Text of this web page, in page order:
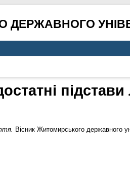
ДЕРЖАВНОГО
Вісник Житомирського державного